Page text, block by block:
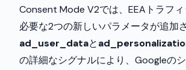
Consent Mode V2では、EEAトラフ
必要な2つの新しいパラメータが追加
ad_user_dataと
の詳細なシグナルにより、Googleの